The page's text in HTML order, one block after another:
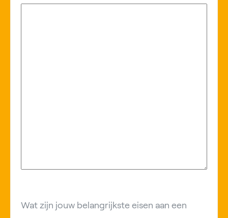
Wat zijn jouw belangrijkste eisen aan een